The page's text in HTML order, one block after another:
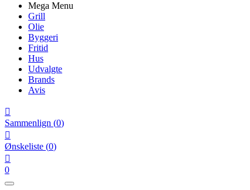
Mega Menu
Grill
Olie
Byggeri
Fritid
Hus
Udvalgte
Brands
Avis

Sammenlign (0)

Ønskeliste (0)

0